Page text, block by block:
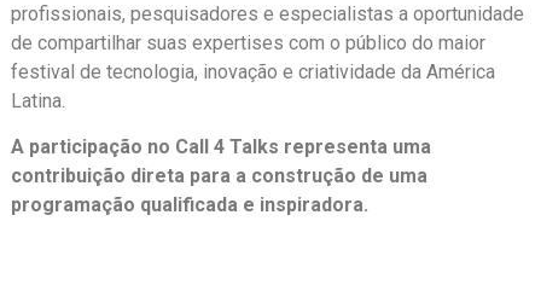
profissionais, pesquisadores e especialistas a oportunidade
de compartilhar suas expertises com o público do maior
festival de tecnologia, inovação e criatividade da América
Latina.
A participação no Call 4 Talks representa uma
contribuição direta para a construção de uma
programação qualificada e inspiradora.